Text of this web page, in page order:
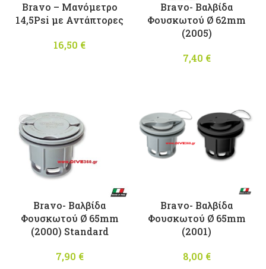
Bravo – Μανόμετρο
14,5Psi με Αντάπτορες
16,50 €
Bravo- Βαλβίδα
Φουσκωτού Ø 62mm
(2005)
7,40 €
Bravo- Βαλβίδα
Φουσκωτού Ø 65mm
(2000) Standard
7,90 €
Bravo- Βαλβίδα
Φουσκωτού Ø 65mm
(2001)
8,00 €